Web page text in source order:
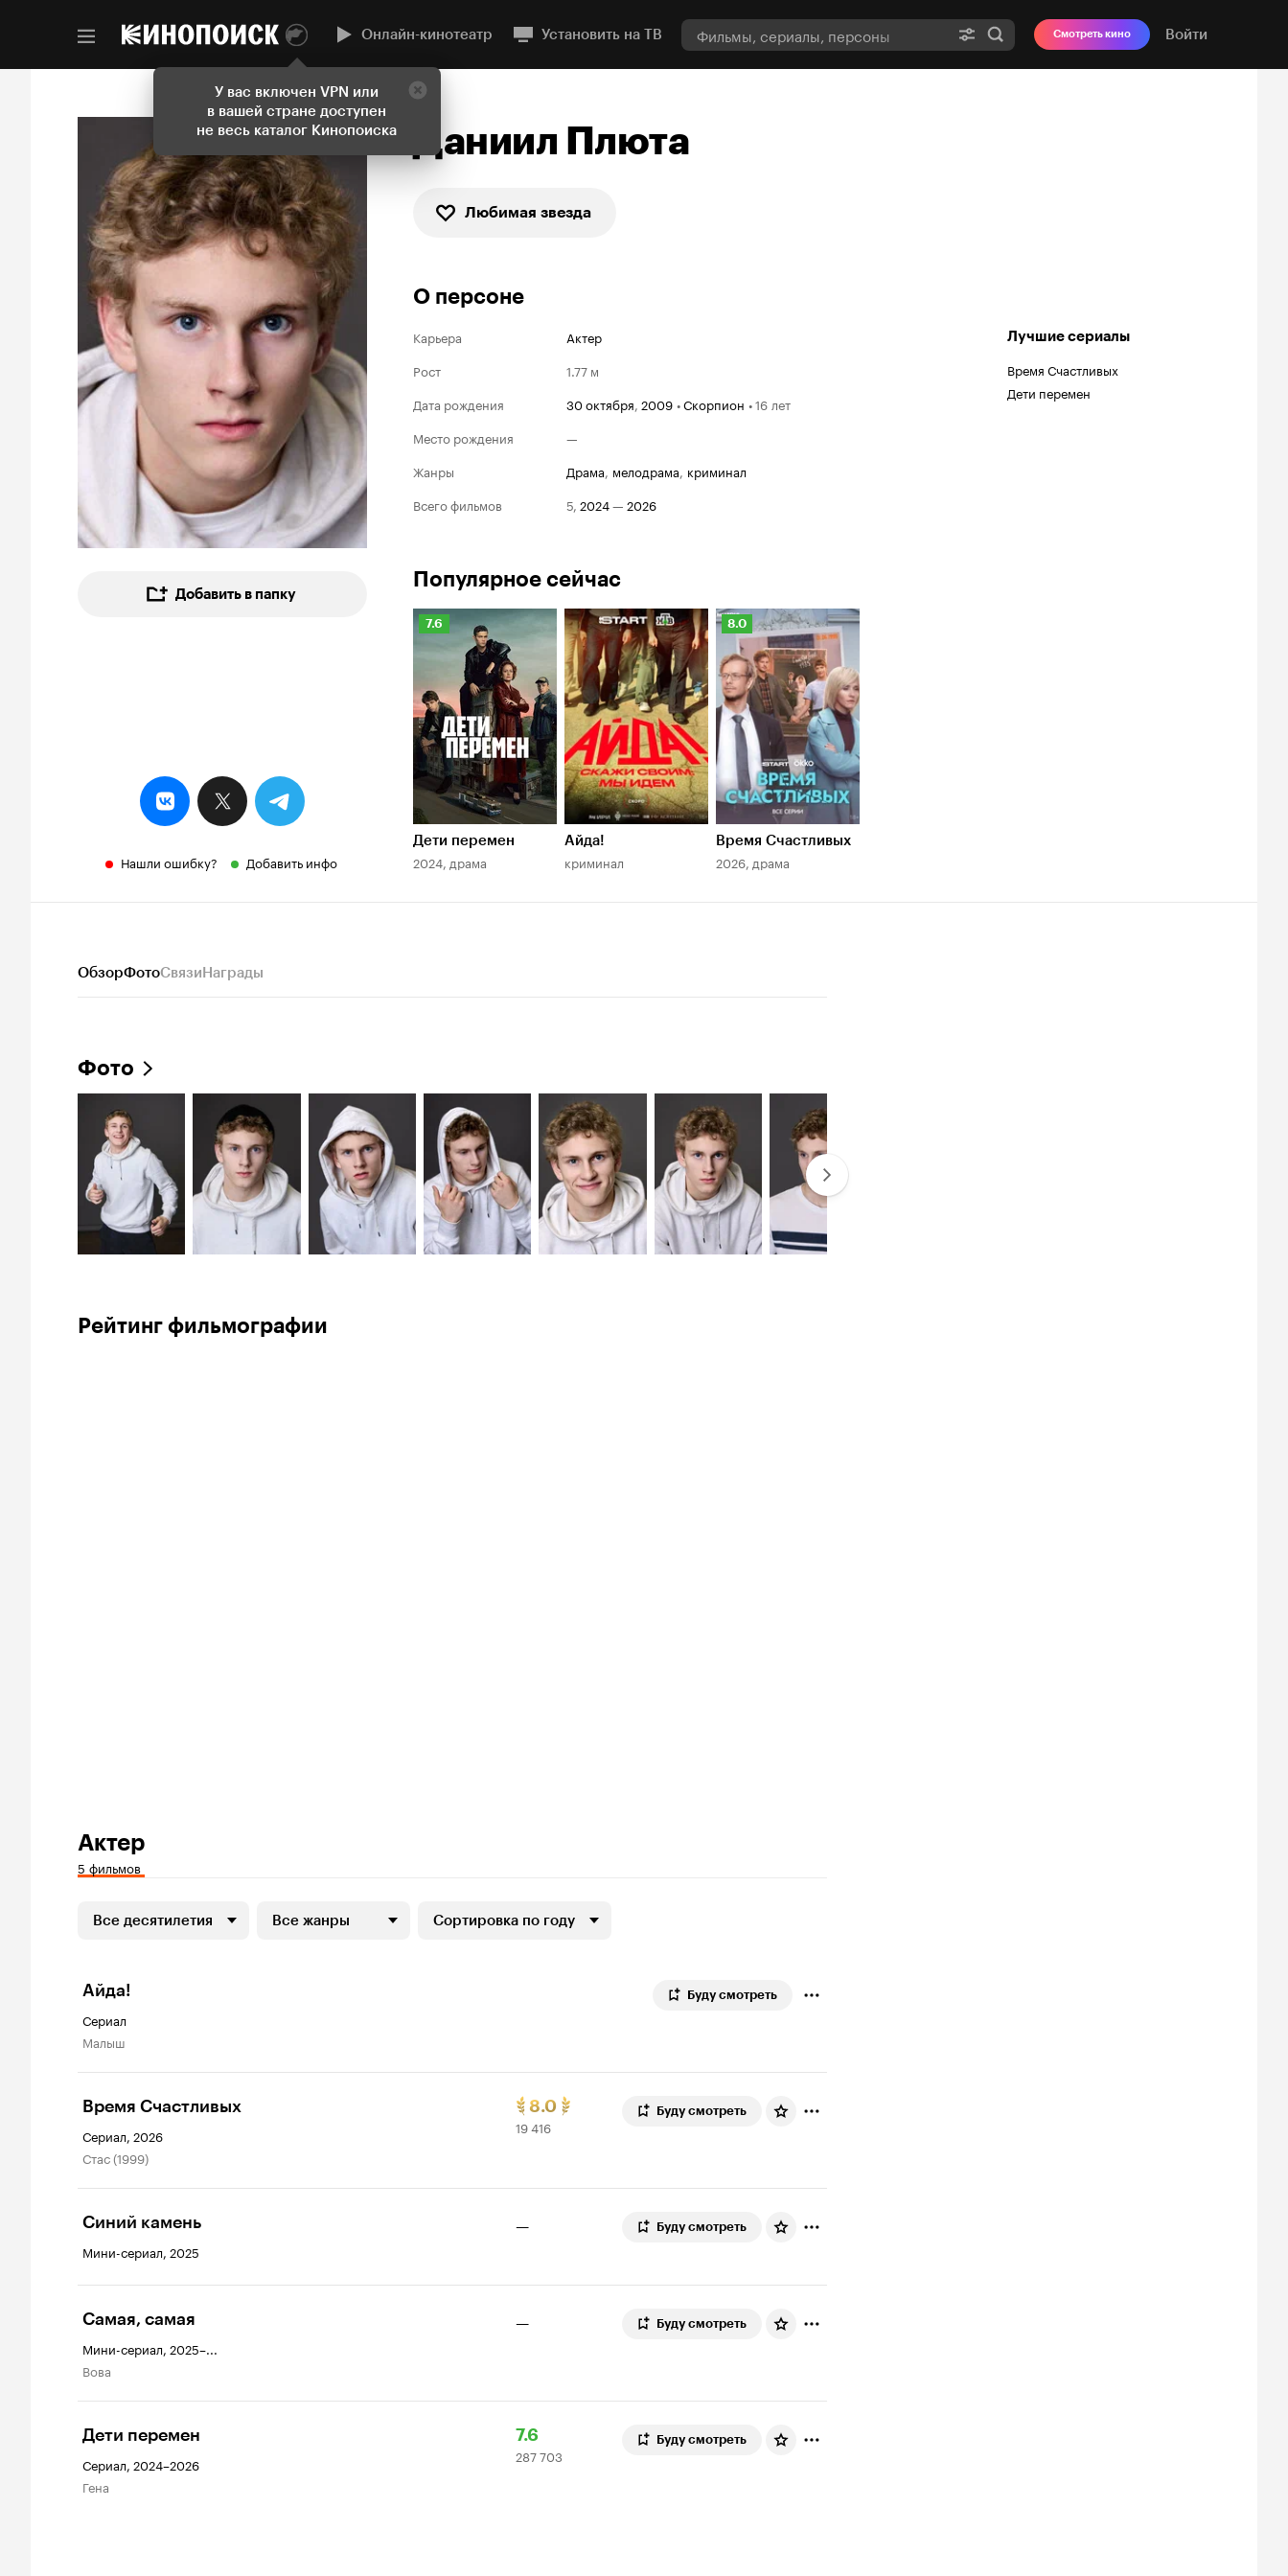
У вас включен VPN или
в вашей стране доступен
не весь каталог Кинопоиска
Онлайн-кинотеатр Установить на ТВ Смотреть кино Войти
Добавить в папку
Нашли ошибку? Добавить инфо
Даниил Плюта
Любимая звезда
О персоне
Карьера
Актер
Рост
1.77 м
Дата рождения
30 октября, 2009 •Скорпион •16 лет
Место рождения
—
Жанры
драма, мелодрама, криминал
Всего фильмов
5, 2024— 2026
Лучшие сериалы
Время Счастливых
Дети перемен
Популярное сейчас
Рейтинг
Кинопоиска
7.6
Дети перемен
2024, драма
Айда!
криминал
Рейтинг
Кинопоиска
8.0
8.0
Время Счастливых
2026, драма
ОбзорФотоСвязиНаграды
Фото
Рейтинг фильмографии
Актер
5 фильмов
Все десятилетия Все жанры Сортировка по году
Айда!
Сериал
Малыш
Буду смотреть
Время Счастливых
Сериал, 2026
Стас (1999)
Рейтинг
Кинопоиска
8.0
19
416
19 416
Буду смотреть
Синий камень
Мини-сериал, 2025
— Буду смотреть
Самая, самая
Мини-сериал, 2025–...
Вова
— Буду смотреть
Дети перемен
Сериал, 2024–2026
Гена
Рейтинг
Кинопоиска
7.6
287
703
287 703
Буду смотреть